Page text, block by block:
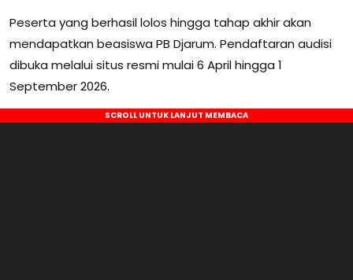
Peserta yang berhasil lolos hingga tahap akhir akan
mendapatkan beasiswa PB Djarum. Pendaftaran audisi
dibuka melalui situs resmi mulai 6 April hingga 1
September 2026.